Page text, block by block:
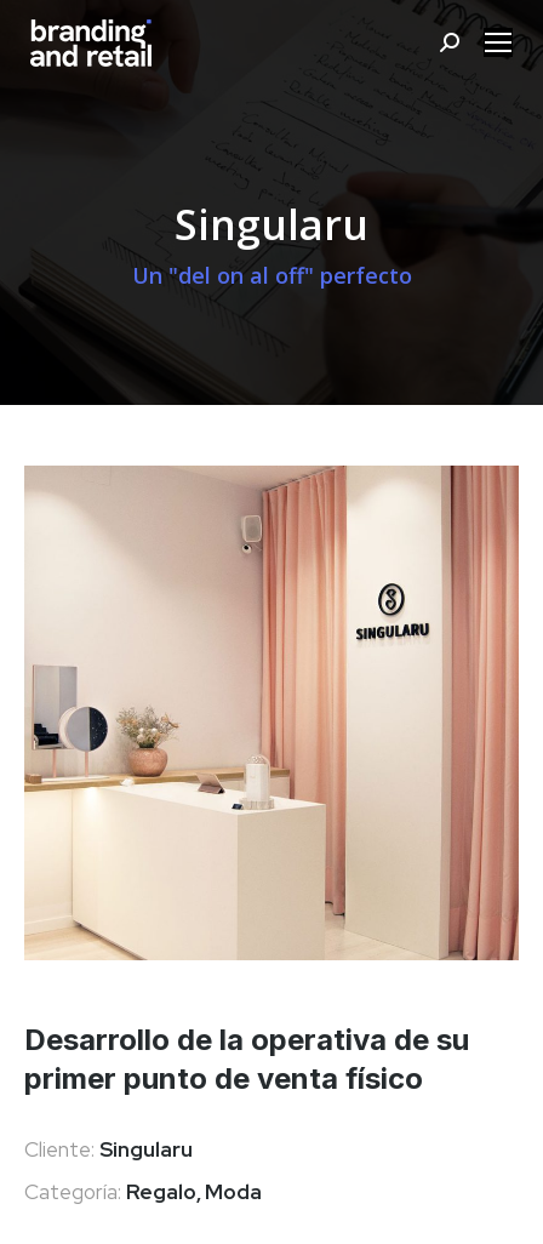
Buscar:
Singularu
Un "del on al off" perfecto
Desarrollo de la operativa de su
primer punto de venta físico
Cliente: Singularu
Categoría: Regalo, Moda